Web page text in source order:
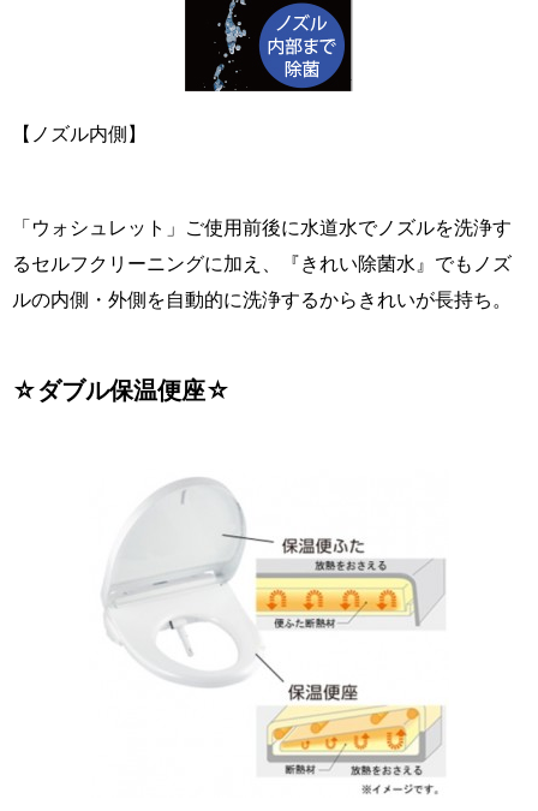
【ノズル内側】
「ウォシュレット」ご使用前後に水道水でノズルを洗浄す
るセルフクリーニングに加え、『きれい除菌水』でもノズ
ルの内側・外側を自動的に洗浄するからきれいが長持ち。
☆ダブル保温便座☆